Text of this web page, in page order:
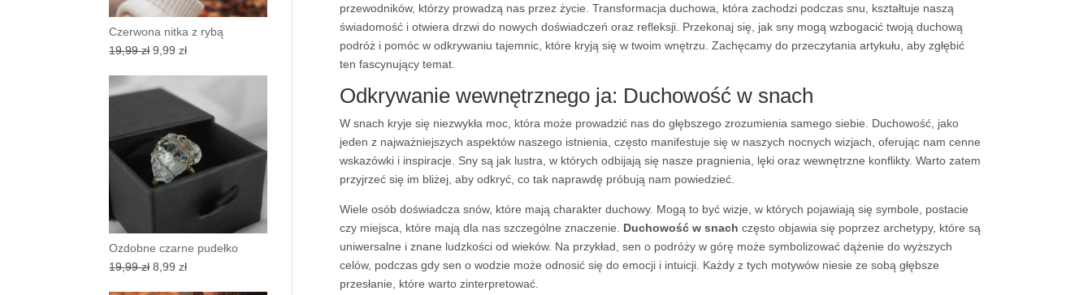
przewodników, którzy prowadzą nas przez życie. Transformacja duchowa, która zachodzi podczas snu, kształtuje naszą
świadomość i otwiera drzwi do nowych doświadczeń oraz refleksji. Przekonaj się, jak sny mogą wzbogacić twoją duchową
podróż i pomóc w odkrywaniu tajemnic, które kryją się w twoim wnętrzu. Zachęcamy do przeczytania artykułu, aby zgłębić
ten fascynujący temat.
Odkrywanie wewnętrznego ja: Duchowość w snach
W snach kryje się niezwykła moc, która może prowadzić nas do głębszego zrozumienia samego siebie. Duchowość, jako
jeden z najważniejszych aspektów naszego istnienia, często manifestuje się w naszych nocnych wizjach, oferując nam cenne
wskazówki i inspiracje. Sny są jak lustra, w których odbijają się nasze pragnienia, lęki oraz wewnętrzne konflikty. Warto zatem
przyjrzeć się im bliżej, aby odkryć, co tak naprawdę próbują nam powiedzieć.
Wiele osób doświadcza snów, które mają charakter duchowy. Mogą to być wizje, w których pojawiają się symbole, postacie
czy miejsca, które mają dla nas szczególne znaczenie. Duchowość w snach często objawia się poprzez archetypy, które są
uniwersalne i znane ludzkości od wieków. Na przykład, sen o podróży w górę może symbolizować dążenie do wyższych
celów, podczas gdy sen o wodzie może odnosić się do emocji i intuicji. Każdy z tych motywów niesie ze sobą głębsze
przesłanie, które warto zinterpretować.
Czerwona nitka z rybą
19,99zł Pierwotna
wynosiła:
19,99 zł.
9,99złAktualna
9,99 zł.
Ozdobne czarne pudełko
19,99zł Pierwotna
8,99złAktualna